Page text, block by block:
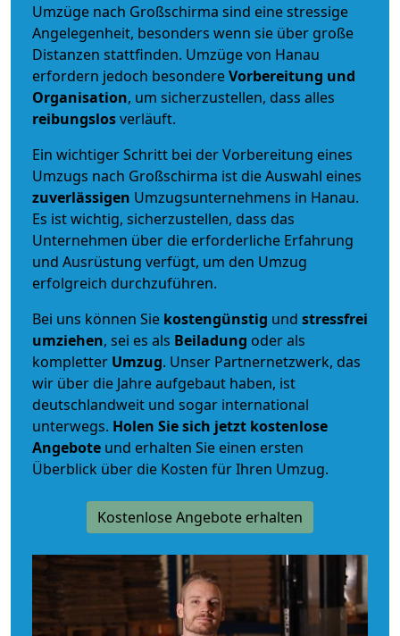
Umzüge nach Großschirma sind eine stressige
Angelegenheit, besonders wenn sie über große
Distanzen stattfinden. Umzüge von Hanau
erfordern jedoch besondereVorbereitung und
Organisation, um sicherzustellen, dass alles
reibungslosverläuft.
Ein wichtiger Schritt bei der Vorbereitung eines
Umzugs nach Großschirma ist die Auswahl eines
zuverlässigen Umzugsunternehmens in Hanau.
Es ist wichtig, sicherzustellen, dass das
Unternehmen über die erforderliche Erfahrung
und Ausrüstung verfügt, um den Umzug
erfolgreich durchzuführen.
Bei uns können Sie kostengünstig und stressfrei
umziehen, sei es als Beiladung oder als
kompletter Umzug. Unser Partnernetzwerk, das
wir über die Jahre aufgebaut haben, ist
deutschlandweit und sogar international
unterwegs. Holen Sie sich jetzt kostenlose
Angebote und erhalten Sie einen ersten
Überblick über die Kosten für Ihren Umzug.
Kostenlose Angebote erhalten